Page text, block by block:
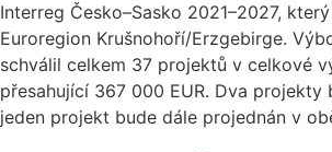
Interreg Česko–Sasko 2021–2027,
Euroregion Krušnohoří/Erzgebirge.
schválil celkem 37 projektů v celkové
přesahující 367 000 EUR. Dva projekty
jeden projekt bude dále projednán v